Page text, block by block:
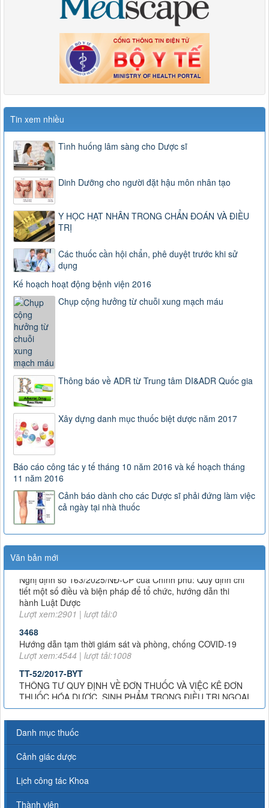
Tin xem nhiều
Tình huống lâm sàng cho Dược sĩ
Dinh Dưỡng cho người đặt hậu môn nhân tạo
Y HỌC HẠT NHÂN TRONG CHẨN ĐOÁN VÀ ĐIỀU
TRỊ
Các thuốc cần hội chẩn, phê duyệt trước khi sử
dụng
Kế hoạch hoạt động bệnh viện 2016
Chụp cộng hưởng từ chuỗi xung mạch máu
Thông báo về ADR từ Trung tâm DI&ADR Quốc gia
Xây dựng danh mục thuốc biệt dược năm 2017
Báo cáo công tác y tế tháng 10 năm 2016 và kế hoạch tháng
11 năm 2016
Cảnh báo dành cho các Dược sĩ phải đứng làm việc
cả ngày tại nhà thuốc
Văn bản mới
163/2025/NĐ-CP
Nghị định số 163/2025/NĐ-CP của Chính phủ: Quy định chi
tiết một số điều và biện pháp để tổ chức, hướng dẫn thi
hành Luật Dược
Lượt xem:2901 | lượt tải:0
3468
Hướng dẫn tạm thời giám sát và phòng, chống COVID-19
Lượt xem:4544 | lượt tải:1008
TT-52/2017-BYT
THÔNG TƯ QUY ĐỊNH VỀ ĐƠN THUỐC VÀ VIỆC KÊ ĐƠN
THUỐC HÓA DƯỢC, SINH PHẨM TRONG ĐIỀU TRỊ NGOẠI
TRÚ
Lượt xem:8017 | lượt tải:1379
THÔNG TƯ HƯỚNG DẪN PHÒNG, CHẨN ĐOÁN VÀ XỬ TRÍ
PHẢN VỆ
Lượt xem:11729 | lượt tải:2323
43-2007-QĐ-BYT
QUYẾT ĐỊNH 43-2007-QĐ-BYT VỀ XỬ LÍ RÁC THẢI Y TẾ
Lượt xem:4735 | lượt tải:1232
Danh mục thuốc
Cảnh giác dược
Lịch công tác Khoa
Thành viên